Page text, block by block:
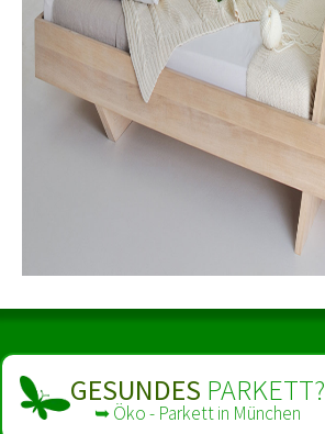
GESUNDES PARKETT?
➥ Öko - Parkett in München